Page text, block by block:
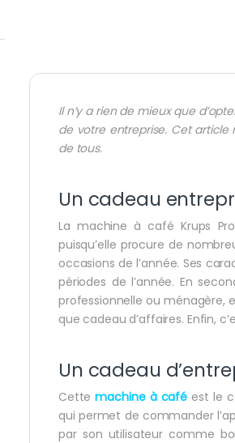
Il n’y a rien de mieux que
de votre entreprise. Cet
de tous.
Un cadeau
La machine à café Krups
puisqu’elle procure de
occasions de l’année. Ses
périodes de l’année. En
professionnelle ou ménagère,
que cadeau d’affaires. Enfin,
Un cadeau
Cette machine à café est le
qui permet de commander
par son utilisateur comme